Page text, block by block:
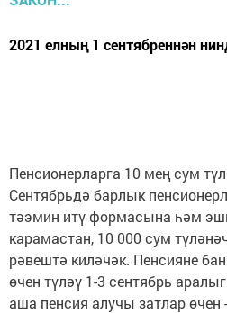
2021 елның 1 сентябреннән
Пенсионерларга 10 мең сум
Сентябрьдә барлык
тәэмин итү формасына һәм
карамастан, 10 000 сум
рәвештә киләчәк. Пенсияне
өчен түләү 1-3 сентябрь
аша пенсия алучы затлар өчен